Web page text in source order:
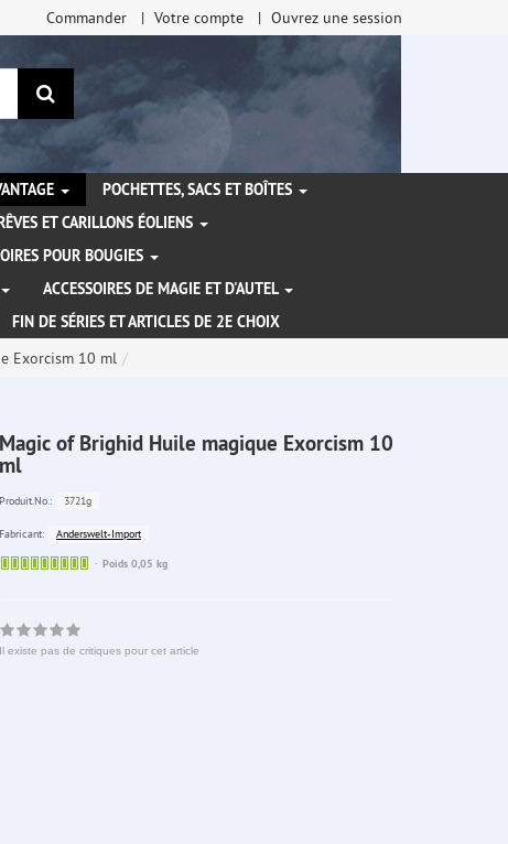
Commander Votre compte Ouvrez une session
Rechercher
POCHETTES, SACS ET BOÎTES
ET CARILLONS ÉOLIENS
POUR BOUGIES
ACCESSOIRES DE MAGIE ET D'AUTEL
FIN DE SÉRIES ET ARTICLES DE 2E CHOIX
Exorcism 10 ml
Magic of Brighid Huile magique Exorcism 10
ml
Produit.No.: 3721g
Fabricant:
Anderswelt-Import
Sofort
Poids 0,05 kg
Il existe pas de critiques pour cet article